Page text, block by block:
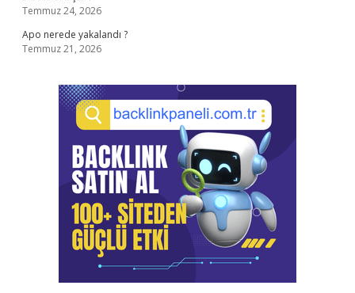
Temmuz 24, 2026
Apo nerede yakalandı ?
Temmuz 21, 2026